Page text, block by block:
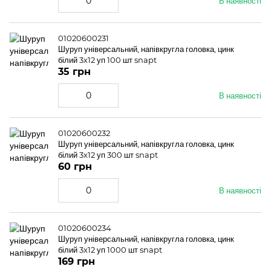
01020600231
Шуруп універсальний, напівкругла головка, цинк
білий 3x12 уп 100 шт snapt
В наявності
35 грн
01020600232
Шуруп універсальний, напівкругла головка, цинк
білий 3x12 уп 300 шт snapt
В наявності
60 грн
01020600234
Шуруп універсальний, напівкругла головка, цинк
білий 3x12 уп 1000 шт snapt
169 грн